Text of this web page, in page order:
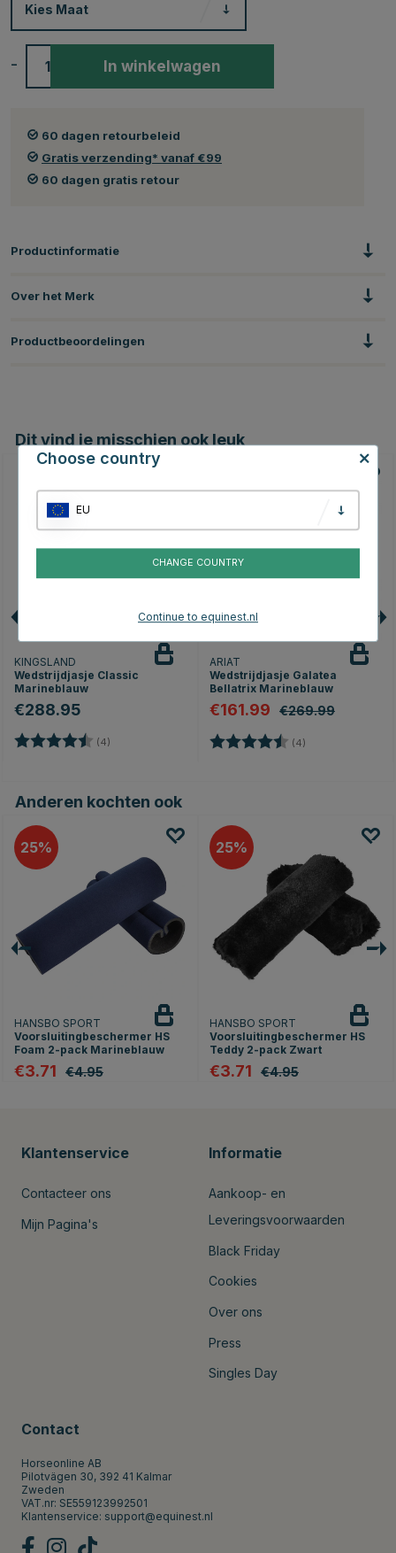
Kies Maat
- In winkelwagen
60 dagen retourbeleid
Gratis verzending* vanaf €99
60 dagen gratis retour
Productinformatie
Over het Merk
Productbeoordelingen
Dit vind je misschien ook leuk
KINGSLAND
Wedstrijdjasje Classic
Marineblauw
€288.95
Beoordeling: (4)
40
ARIAT
Wedstrijdjasje Galatea
Bellatrix Marineblauw
€161.99 €269.99
Beoordeling: (4)
Anderen kochten ook
25
HANSBO SPORT
Voorsluitingbeschermer HS
Foam 2-pack Marineblauw
€3.71 €4.95
25
HANSBO SPORT
Voorsluitingbeschermer HS
Teddy 2-pack Zwart
€3.71 €4.95
Klantenservice
Contacteer ons
Mijn Pagina's
Informatie
Aankoop- en
Leveringsvoorwaarden
Black Friday
Cookies
Over ons
Press
Singles Day
Contact
Horseonline AB
Pilotvägen 30, 392 41 Kalmar
Zweden
VAT.nr: SE559123992501
Klantenservice: support@equinest.nl
Choose country
EU
CHANGE COUNTRY
Continue to equinest.nl